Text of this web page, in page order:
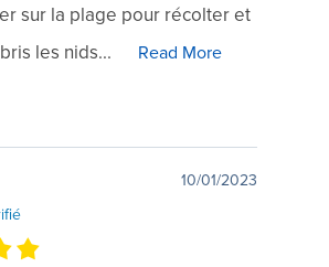
sur la plage pour récolter et
les nids...
Read More
10/01/2023